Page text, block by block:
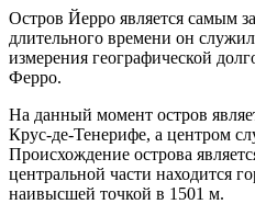
Остров Йерро является самым
длительного времени он
измерения географической
Ферро.
На данный момент остров
Крус-де-Тенерифе, а центром
Происхождение острова
центральной части находится
наивысшей точкой в 1501 м.